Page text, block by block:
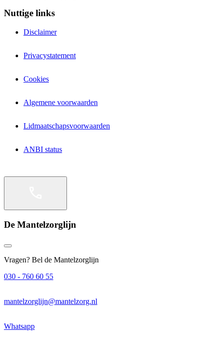
Nuttige links
Disclaimer
Privacystatement
Cookies
Algemene voorwaarden
Lidmaatschapsvoorwaarden
ANBI status
De Mantelzorglijn
Vragen? Bel de Mantelzorglijn
030 - 760 60 55
mantelzorglijn@mantelzorg.nl
Whatsapp